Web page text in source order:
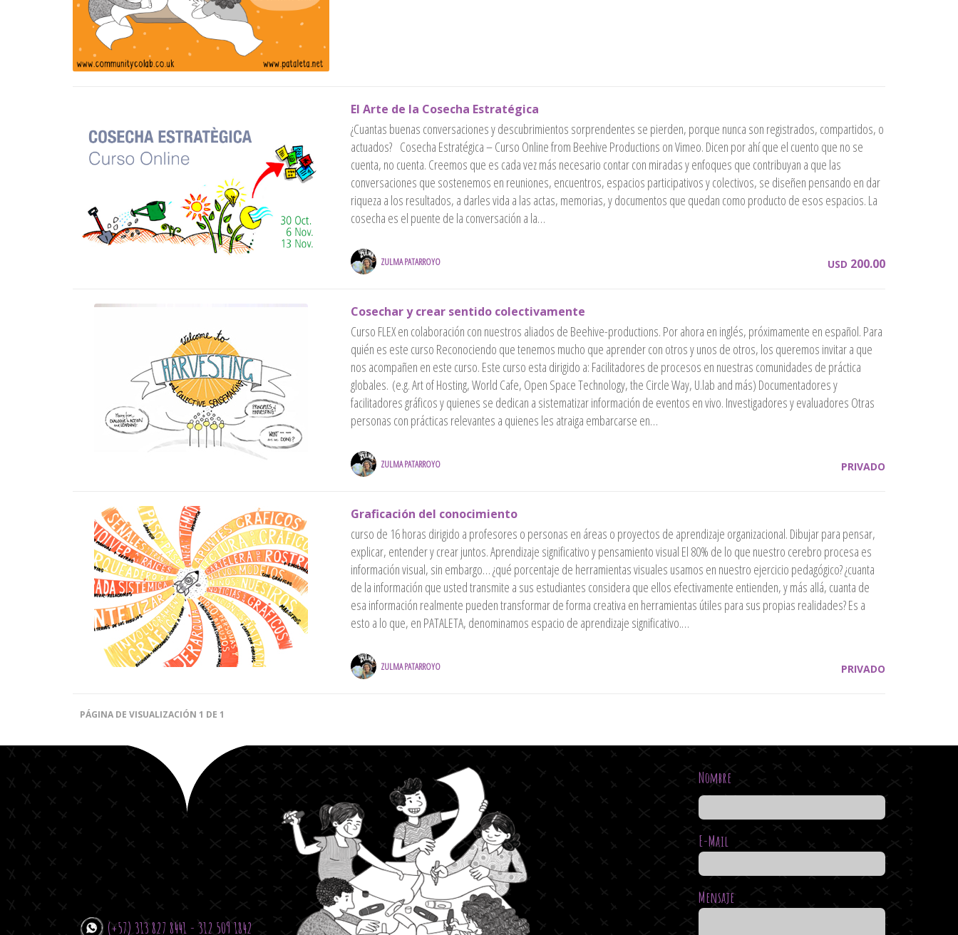
El Arte de la Cosecha Estratégica
¿Cuantas buenas conversaciones y descubrimientos sorprendentes se pierden, porque nunca son registrados, compartidos, o
actuados? Cosecha Estratégica – Curso Online from Beehive Productions on Vimeo. Dicen por ahí que el cuento que no se
cuenta, no cuenta. Creemos que es cada vez más necesario contar con miradas y enfoques que contribuyan a que las
conversaciones que sostenemos en reuniones, encuentros, espacios participativos y colectivos, se diseñen pensando en dar
riqueza a los resultados, a darles vida a las actas, memorias, y documentos que quedan como producto de esos espacios. La
cosecha es el puente de la conversación a la…
USD 200.00
ZULMA PATARROYO
Cosechar y crear sentido colectivamente
Curso FLEX en colaboración con nuestros aliados de Beehive-productions. Por ahora en inglés, próximamente en español. Para
quién es este curso Reconociendo que tenemos mucho que aprender con otros y unos de otros, los queremos invitar a que
nos acompañen en este curso. Este curso esta dirigido a: Facilitadores de procesos en nuestras comunidades de práctica
globales. (e.g. Art of Hosting, World Cafe, Open Space Technology, the Circle Way, U.lab and más) Documentadores y
facilitadores gráficos y quienes se dedican a sistematizar información de eventos en vivo. Investigadores y evaluadores Otras
personas con prácticas relevantes a quienes les atraiga embarcarse en…
PRIVADO
ZULMA PATARROYO
Graficación del conocimiento
curso de 16 horas dirigido a profesores o personas en áreas o proyectos de aprendizaje organizacional. Dibujar para pensar,
explicar, entender y crear juntos. Aprendizaje significativo y pensamiento visual El 80% de lo que nuestro cerebro procesa es
información visual, sin embargo… ¿qué porcentaje de herramientas visuales usamos en nuestro ejercicio pedagógico? ¿cuanta
de la información que usted transmite a sus estudiantes considera que ellos efectivamente entienden, y más allá, cuanta de
esa información realmente pueden transformar de forma creativa en herramientas útiles para sus propias realidades? Es a
esto a lo que, en PATALETA, denominamos espacio de aprendizaje significativo.…
PRIVADO
ZULMA PATARROYO
PÁGINA DE VISUALIZACIÓN 1 DE 1
(+57) 313 827 8441 - 312 509 1842
Nombre
E-Mail
Mensaje